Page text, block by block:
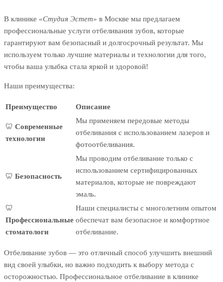
В клинике «Студия Эстет» в Москве мы предлагаем
профессиональные услуги отбеливания зубов, которые
гарантируют вам безопасный и долгосрочный результат. Мы
используем только лучшие материалы и технологии для того,
чтобы ваша улыбка стала яркой и здоровой!
Наши преимущества:
Преимущество Описание
🦷 Современные
технологии
Мы применяем передовые методы
отбеливания с использованием лазеров и
фотоотбеливания.
🦷 Безопасность
Мы проводим отбеливание только с
использованием сертифицированных
материалов, которые не повреждают
эмаль.
🦷
Профессиональные
стоматологи
Наши специалисты с многолетним опытом
обеспечат вам безопасное и комфортное
отбеливание.
Отбеливание зубов — это отличный способ улучшить внешний
вид своей улыбки, но важно подходить к выбору метода с
осторожностью. Профессиональное отбеливание в клинике